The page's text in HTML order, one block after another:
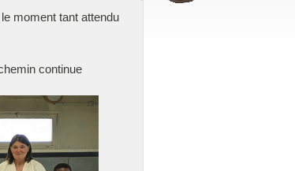
moment tant attendu
continue